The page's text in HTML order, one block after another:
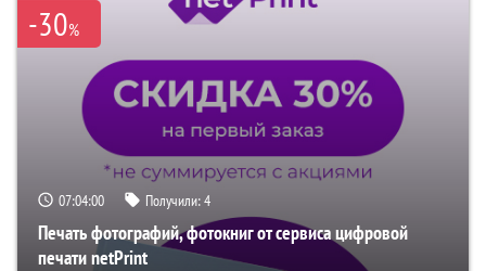
-30%
07:03:59 Получили:4
Печать фотографий, фотокниг от сервиса цифровой
печати netPrint